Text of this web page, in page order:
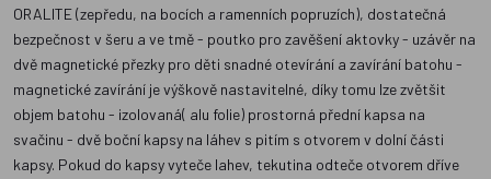
ORALITE (zepředu, na bocích a ramenních popruzích), dostatečná
bezpečnost v šeru a ve tmě - poutko pro zavěšení aktovky - uzávěr na
dvě magnetické přezky pro děti snadné otevírání a zavírání batohu -
magnetické zavírání je výškově nastavitelné, díky tomu lze zvětšit
objem batohu - izolovaná( alu folie) prostorná přední kapsa na
svačinu - dvě boční kapsy na láhev s pitím s otvorem v dolní části
kapsy. Pokud do kapsy vyteče lahev, tekutina odteče otvorem dříve